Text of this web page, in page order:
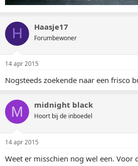
H Haasje17
Forumbewoner
14 apr 2015
Nogsteeds zoekende naar een frisco
M midnight black
Hoort bij de inboedel
14 apr 2015
Weet er misschien nog wel een. Voor